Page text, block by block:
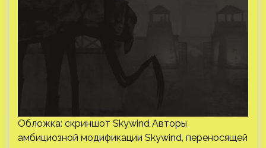
Обложка: скриншот Skywind Авторы
амбициозной модификации Skywind, переносящей